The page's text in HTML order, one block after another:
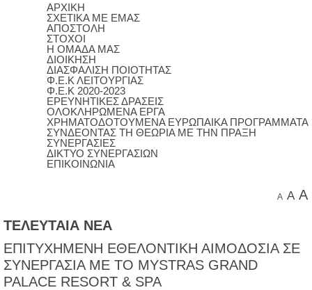
ΑΡΧΙΚΗ
ΣΧΕΤΙΚΑ ΜΕ ΕΜΑΣ
ΑΠΟΣΤΟΛΗ
ΣΤΟΧΟΙ
Η ΟΜΑΔΑ ΜΑΣ
ΔΙΟΙΚΗΣΗ
ΔΙΑΣΦΑΛΙΣΗ ΠΟΙΟΤΗΤΑΣ
Φ.Ε.Κ ΛΕΙΤΟΥΡΓΙΑΣ
Φ.Ε.Κ 2020-2023
ΕΡΕΥΝΗΤΙΚΕΣ ΔΡΑΣΕΙΣ
ΟΛΟΚΛΗΡΩΜΕΝΑ ΕΡΓΑ
ΧΡΗΜΑΤΟΔΟΤΟΥΜΕΝΑ ΕΥΡΩΠΑΙΚΑ ΠΡΟΓΡΑΜΜΑΤΑ
ΣΥΝΔΕΟΝΤΑΣ ΤΗ ΘΕΩΡΙΑ ΜΕ ΤΗΝ ΠΡΑΞΗ
ΣΥΝΕΡΓΑΣΙΕΣ
ΔΙΚΤΥΟ ΣΥΝΕΡΓΑΣΙΩΝ
ΕΠΙΚΟΙΝΩΝΙΑ
A A A
ΤΕΛΕΥΤΑΙΑ ΝΕΑ
ΕΠΙΤΥΧΗΜΕΝΗ ΕΘΕΛΟΝΤΙΚΗ ΑΙΜΟΔΟΣΙΑ ΣΕ
ΣΥΝΕΡΓΑΣΙΑ ΜΕ ΤΟ MYSTRAS GRAND
PALACE RESORT & SPA